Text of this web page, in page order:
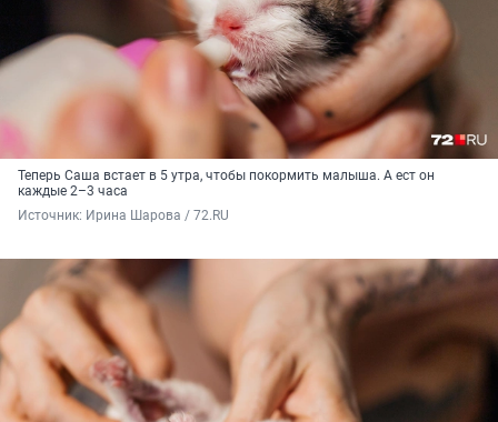
Теперь Саша встает в 5 утра, чтобы покормить малыша. А ест он
каждые 2–3 часа
Источник: Ирина Шарова / 72.RU